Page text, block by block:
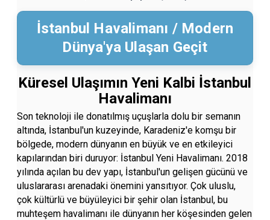
İstanbul Havalimanı / Modern
Dünya'ya Ulaşan Geçit
Küresel Ulaşımın Yeni Kalbi İstanbul
Havalimanı
Son teknoloji ile donatılmış uçuşlarla dolu bir semanın
altında, İstanbul'un kuzeyinde, Karadeniz'e komşu bir
bölgede, modern dünyanın en büyük ve en etkileyici
kapılarından biri duruyor: İstanbul Yeni Havalimanı. 2018
yılında açılan bu dev yapı, İstanbul'un gelişen gücünü ve
uluslararası arenadaki önemini yansıtıyor. Çok uluslu,
çok kültürlü ve büyüleyici bir şehir olan İstanbul, bu
muhteşem havalimanı ile dünyanın her köşesinden gelen